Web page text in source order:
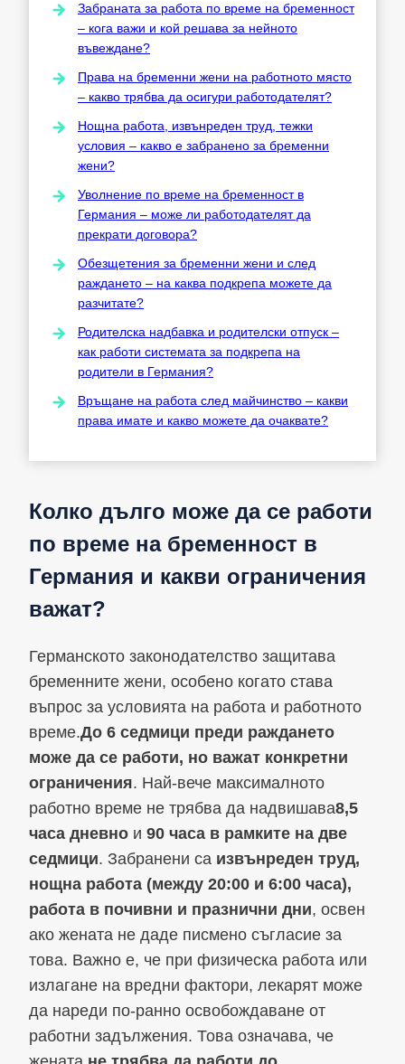
Забраната за работа по време на бременност
– кога важи и кой решава за нейното
въвеждане?
Права на бременни жени на работното място
– какво трябва да осигури работодателят?
Нощна работа, извънреден труд, тежки
условия – какво е забранено за бременни
жени?
Уволнение по време на бременност в
Германия – може ли работодателят да
прекрати договора?
Обезщетения за бременни жени и след
раждането – на каква подкрепа можете да
разчитате?
Родителска надбавка и родителски отпуск –
как работи системата за подкрепа на
родители в Германия?
Връщане на работа след майчинство – какви
права имате и какво можете да очаквате?
Колко дълго може да се работи
по време на бременност в
Германия и какви ограничения
важат?
Германското законодателство защитава
бременните жени, особено когато става
въпрос за условията на работа и работното
време.До 6 седмици преди раждането
може да се работи, но важат конкретни
ограничения. Най-вече максималното
работно време не трябва да надвишава8,5
часа дневно и 90 часа в рамките на две
седмици. Забранени са извънреден труд,
нощна работа (между 20:00 и 6:00 часа),
работа в почивни и празнични дни, освен
ако жената не даде писмено съгласие за
това. Важно е, че при физическа работа или
излагане на вредни фактори, лекарят може
да нареди по-ранно освобождаване от
работни задължения. Това означава, че